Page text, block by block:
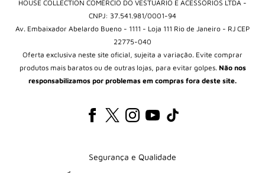
HOUSE COLLECTION COMÉRCIO DO VESTUÁRIO E ACESSÓRIOS LTDA -
CNPJ: 37.541.981/0001-94
Av. Embaixador Abelardo Bueno - 1111 - Loja 111 Rio de Janeiro - RJ CEP
22775-040
Oferta exclusiva neste site oficial, sujeita a variação. Evite comprar
produtos mais baratos ou de outras lojas, para evitar golpes. Não nos
responsabilizamos por problemas em compras fora deste site.
Segurança e Qualidade